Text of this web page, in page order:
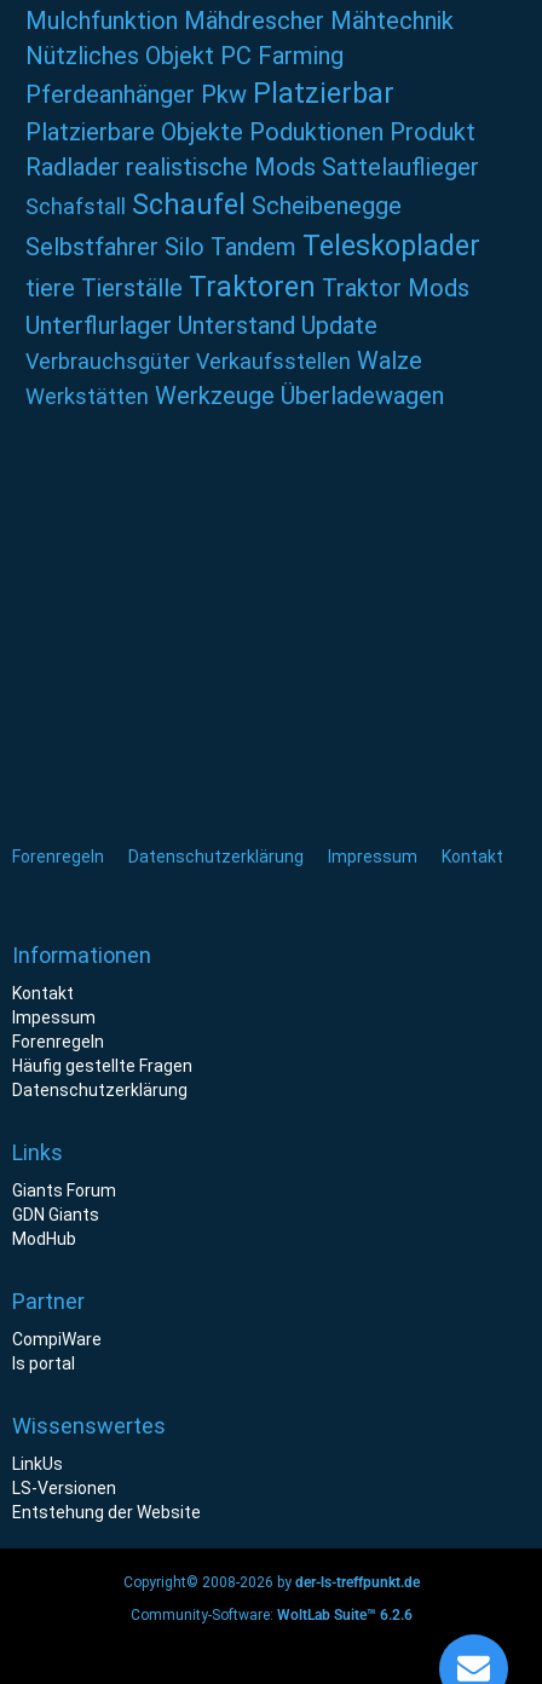
Mulchfunktion Mähdrescher Mähtechnik
Nützliches Objekt PC Farming
Pferdeanhänger Pkw Platzierbar
Platzierbare Objekte Poduktionen Produkt
Radlader realistische Mods Sattelauflieger
Schafstall Schaufel Scheibenegge
Selbstfahrer Silo Tandem Teleskoplader
tiere Tierställe Traktoren Traktor Mods
Unterflurlager Unterstand Update
Verbrauchsgüter Verkaufsstellen Walze
Werkstätten Werkzeuge Überladewagen
Forenregeln Datenschutzerklärung Impressum Kontakt
Informationen
Kontakt
Impessum
Forenregeln
Häufig gestellte Fragen
Datenschutzerklärung
Links
Giants Forum
GDN Giants
ModHub
Partner
CompiWare
ls portal
Wissenswertes
LinkUs
LS-Versionen
Entstehung der Website
Copyright© 2008-2026 by der-ls-treffpunkt.de
Community-Software: WoltLab Suite™ 6.2.6